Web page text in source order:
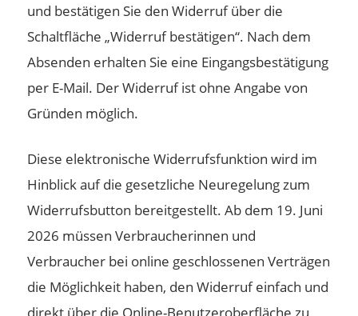
und bestätigen Sie den Widerruf über die
Schaltfläche „Widerruf bestätigen“. Nach dem
Absenden erhalten Sie eine Eingangsbestätigung
per E-Mail. Der Widerruf ist ohne Angabe von
Gründen möglich.
Diese elektronische Widerrufsfunktion wird im
Hinblick auf die gesetzliche Neuregelung zum
Widerrufsbutton bereitgestellt. Ab dem 19. Juni
2026 müssen Verbraucherinnen und
Verbraucher bei online geschlossenen Verträgen
die Möglichkeit haben, den Widerruf einfach und